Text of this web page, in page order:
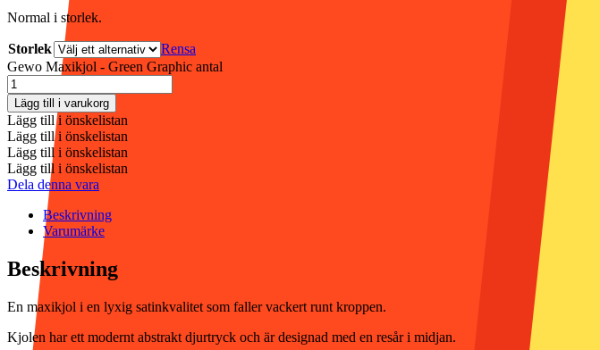
Normal i storlek.
Storlek
Rensa
Gewo Maxikjol - Green Graphic antal
Lägg till i varukorg
Lägg till i önskelistan
Lägg till i önskelistan
Lägg till i önskelistan
Lägg till i önskelistan
Dela denna vara
Beskrivning
Varumärke
Beskrivning
En maxikjol i en lyxig satinkvalitet som faller vackert runt kroppen.
Kjolen har ett modernt abstrakt djurtryck och är designad med en resår i midjan.